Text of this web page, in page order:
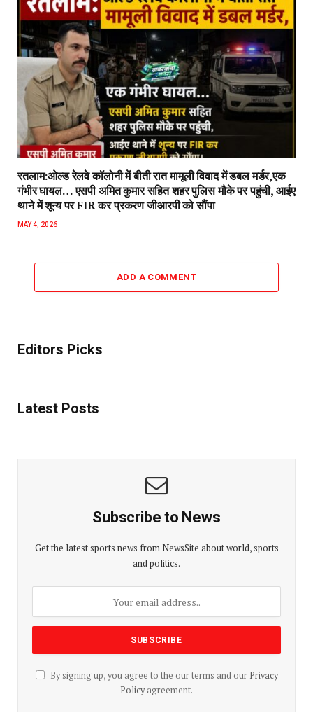
रतलाम:ओल्ड रेलवे कॉलोनी में बीती रात मामूली विवाद में डबल मर्डर,एक
गंभीर घायल… एसपी अमित कुमार सहित शहर पुलिस मौके पर पहुंची, आईए
थाने में शून्य पर FIR कर प्रकरण जीआरपी को सौंपा
MAY 4, 2026
ADD A COMMENT
Editors Picks
Latest Posts
Subscribe to News
Get the latest sports news from NewsSite about world, sports
and politics.
By signing up, you agree to the our terms and our Privacy
Policyagreement.